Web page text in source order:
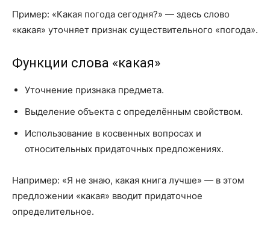
Пример: «Какая погода сегодня?» — здесь слово
«какая» уточняет признак существительного «погода».
Функции слова «какая»
Уточнение признака предмета.
Выделение объекта с определённым свойством.
Использование в косвенных вопросах и
относительных придаточных предложениях.
Например: «Я не знаю, какая книга лучше» — в этом
предложении «какая» вводит придаточное
определительное.